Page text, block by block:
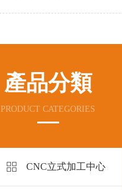
產品分類
PRODUCT CATEGORIES
CNC立式加工中心